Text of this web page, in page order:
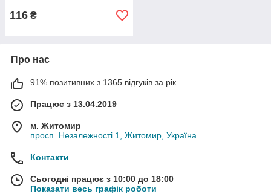
116 ₴
Про нас
91% позитивних з 1365 відгуків за рік
Працює з 13.04.2019
м. Житомир
просп. Незалежності 1, Житомир, Україна
Контакти
Сьогодні працює з 10:00 до 18:00
Показати весь графік роботи